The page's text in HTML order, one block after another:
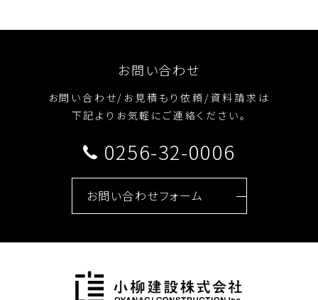
お問い合わせ
お問い合わせ/お見積もり依頼/資料請求は
下記よりお気軽にご連絡ください。
0256-32-0006
お問い合わせフォーム